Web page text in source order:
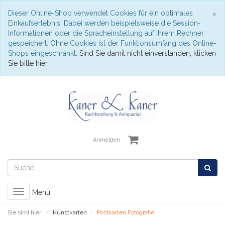
×
Dieser Online-Shop verwendet Cookies für ein optimales
Einkaufserlebnis. Dabei werden beispielsweise die Session-
Informationen oder die Spracheinstellung auf Ihrem Rechner
gespeichert. Ohne Cookies ist der Funktionsumfang des Online-
Shops eingeschränkt. Sind Sie damit nicht einverstanden, klicken
Sie bitte hier.
Anmelden
Toggle
navigation
Menü
Sie sind hier: Kunstkarten Postkarten Fotografie